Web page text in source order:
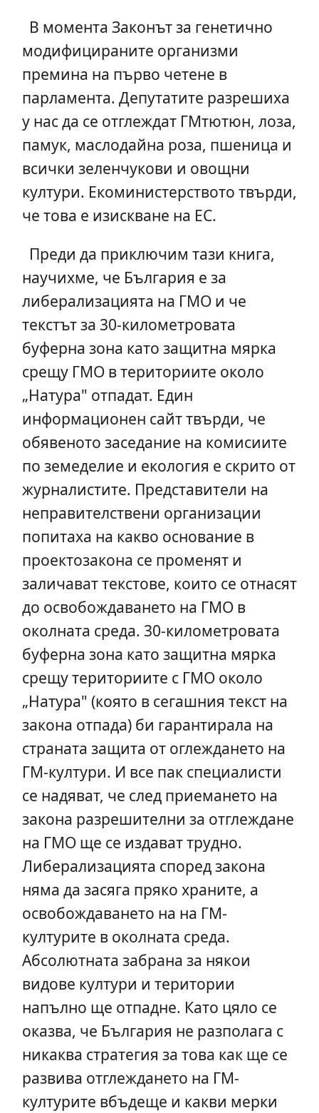
В момента Законът за генетично
модифицираните организми
премина на първо четене в
парламента. Депутатите разрешиха
у нас да се отглеждат ГМтютюн, лоза,
памук, маслодайна роза, пшеница и
всички зеленчукови и овощни
култури. Екоминистерството твърди,
че това е изискване на ЕС.
Преди да приключим тази книга,
научихме, че България е за
либерализацията на ГМО и че
текстът за 30-километровата
буферна зона като защитна мярка
срещу ГМО в териториите около
„Натура" отпадат. Един
информационен сайт твърди, че
обявеното заседание на комисиите
по земеделие и екология е скрито от
журналистите. Представители на
неправителствени организации
попитаха на какво основание в
проектозакона се променят и
заличават текстове, които се отнасят
до освобождаването на ГМО в
околната среда. 30-километровата
буферна зона като защитна мярка
срещу териториите с ГМО около
„Натура" (която в сегашния текст на
закона отпада) би гарантирала на
страната защита от оглеждането на
ГМ-култури. И все пак специалисти
се надяват, че след приемането на
закона разрешителни за отглеждане
на ГМО ще се издават трудно.
Либерализацията според закона
няма да засяга пряко храните, а
освобождаването на на ГМ-
културите в околната среда.
Абсолютната забрана за някои
видове култури и територии
напълно ще отпадне. Като цяло се
оказва, че България не разполага с
никаква стратегия за това как ще се
развива отглеждането на ГМ-
културите вбъдеще и какви мерки